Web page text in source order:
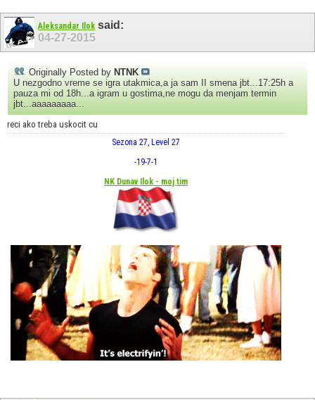
Aleksandar Ilok said:
04-27-2015
Originally Posted by NTNK
U nezgodno vreme se igra utakmica,a ja sam II smena jbt...17:25h a
pauza mi od 18h...a igram u gostima,ne mogu da menjam termin
jbt...aaaaaaaaa...
reci ako treba uskocit cu
Sezona 27, Level 27
-19-7-1
NK Dunav Ilok - moj tim